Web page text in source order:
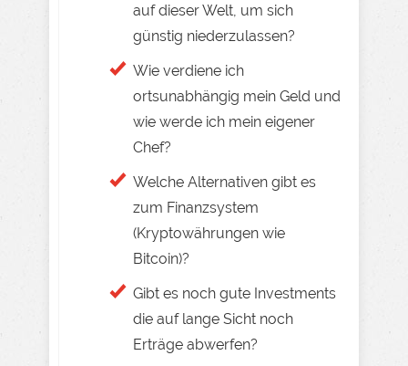
auf dieser Welt, um sich
günstig niederzulassen?
Wie verdiene ich
ortsunabhängig mein Geld und
wie werde ich mein eigener
Chef?
Welche Alternativen gibt es
zum Finanzsystem
(Kryptowährungen wie
Bitcoin)?
Gibt es noch gute Investments
die auf lange Sicht noch
Erträge abwerfen?